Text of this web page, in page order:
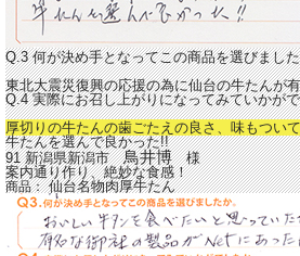
Q.3 何が決め手となってこの商品を選びまし
東北大震災復興の応援の為に仙台の牛たんが
Q.4 実際にお召し上がりになってみていかが
厚切りの牛たんの歯ごたえの良さ、味もつい
牛たんを選んで良かった!!
91 新潟県新潟市鳥井博様
案内通り作り、絶妙な食感！
商品：仙台名物肉厚牛たん